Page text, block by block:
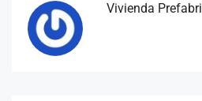
Vivienda